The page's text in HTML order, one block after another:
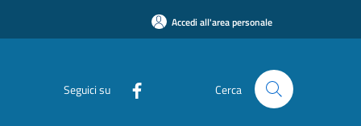
Accedi all'area personale
Seguici su Cerca